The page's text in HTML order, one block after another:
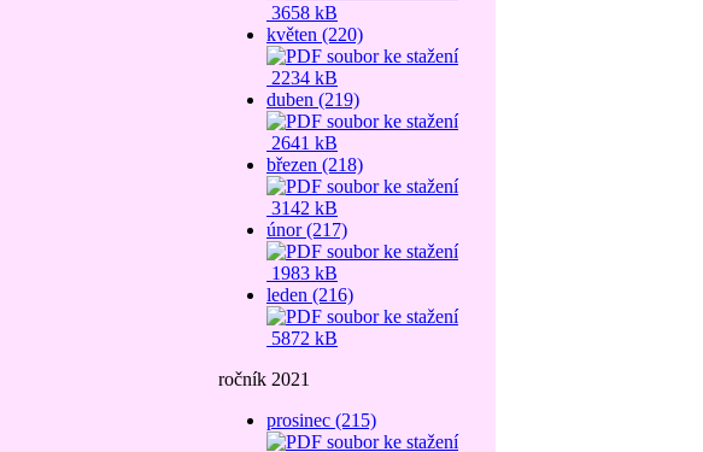
3658 kB
květen (220)
2234 kB
duben (219)
2641 kB
březen (218)
3142 kB
únor (217)
1983 kB
leden (216)
5872 kB
ročník 2021
prosinec (215)